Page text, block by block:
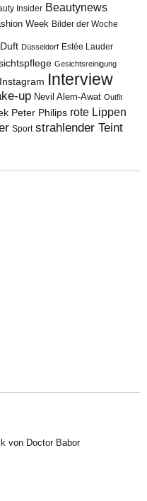
Insider Beautynews
Week Bilder der Woche
Duft Düsseldorf Estée Lauder
Gesichtsreinigung
Instagram Interview
up Nevil Alem-Awat Outfit
Peter Philips rote Lippen
Sport strahlender Teint
von Doctor Babor